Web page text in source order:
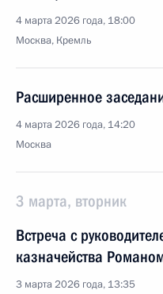
4 марта 2026 года, 18:00
Москва, Кремль
Расширенное
4 марта 2026 года, 14:20
Москва
3 марта, вторник
Встреча с
казначейства
3 марта 2026 года, 13:35